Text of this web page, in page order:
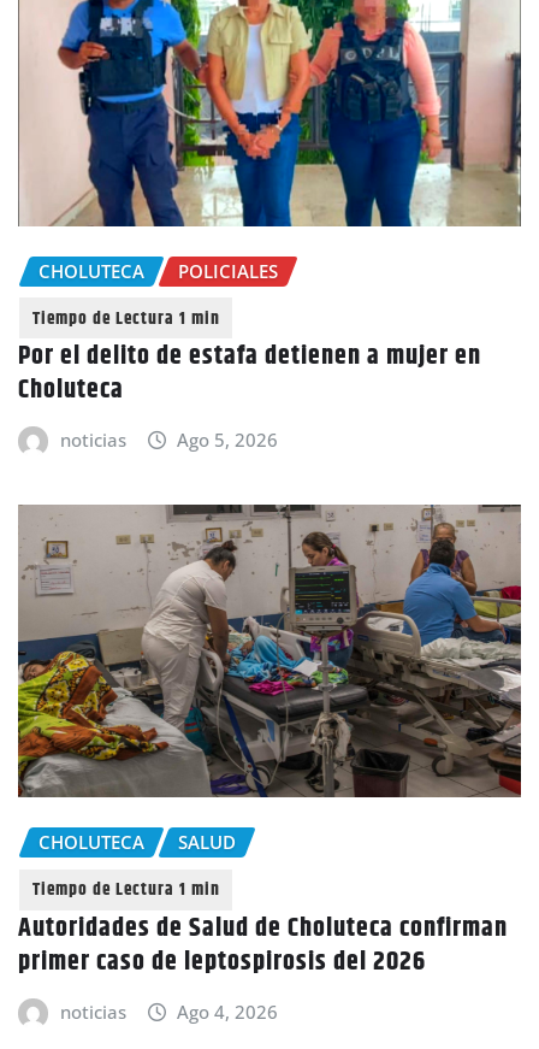
CHOLUTECA POLICIALES
Por el delito de estafa detienen a mujer en
Choluteca
noticias Ago 5, 2026
CHOLUTECA SALUD
Autoridades de Salud de Choluteca confirman
primer caso de leptospirosis del 2026
noticias Ago 4, 2026